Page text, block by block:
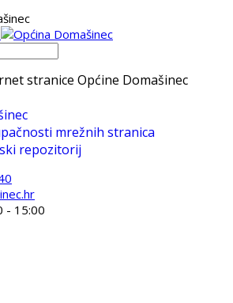
stranice Općine Domašinec
mrežnih stranica
repozitorij
- 15:00